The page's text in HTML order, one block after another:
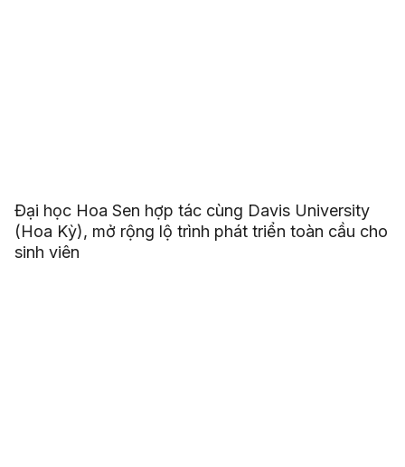
Đại học Hoa Sen hợp tác cùng Davis University
(Hoa Kỳ), mở rộng lộ trình phát triển toàn cầu cho
sinh viên